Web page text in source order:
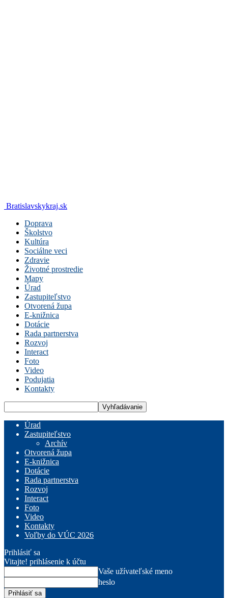
Bratislavskykraj.sk
Doprava
Školstvo
Kultúra
Sociálne veci
Zdravie
Životné prostredie
Mapy
Úrad
Zastupiteľstvo
Otvorená župa
E-knižnica
Dotácie
Rada partnerstva
Rozvoj
Interact
Foto
Video
Podujatia
Kontakty
Úrad
Zastupiteľstvo
Archív
Otvorená župa
E-knižnica
Dotácie
Rada partnerstva
Rozvoj
Interact
Foto
Video
Kontakty
Voľby do VÚC 2026
Prihlásiť sa
Vitajte! prihlásenie k účtu
Vaše užívateľské meno
heslo